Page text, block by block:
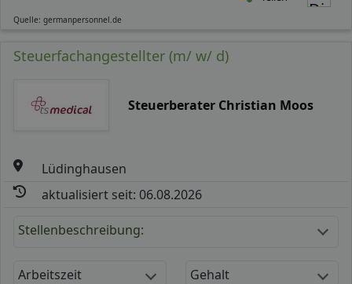
Quelle: germanpersonnel.de
Steuerfachangestellter (m/ w/ d)
Steuerberater Christian Moos
Lüdinghausen
aktualisiert seit: 06.08.2026
Stellenbeschreibung:
Arbeitszeit Gehalt